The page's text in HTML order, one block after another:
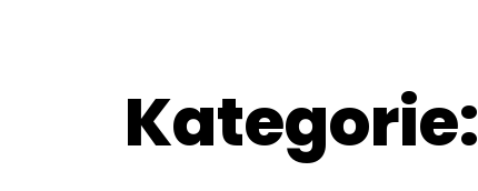
Kategorie: